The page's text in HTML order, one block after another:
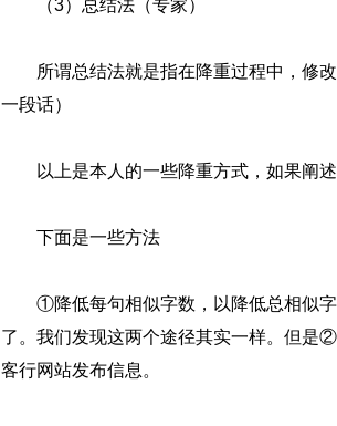
（3）总结法（专家）
所谓总结法就是指在降重过程中，修
一段话）
以上是本人的一些降重方式，如果阐
下面是一些方法
①降低每句相似字数，以降低总相似
了。我们发现这两个途径其实一样。但是
客行网站发布信息。